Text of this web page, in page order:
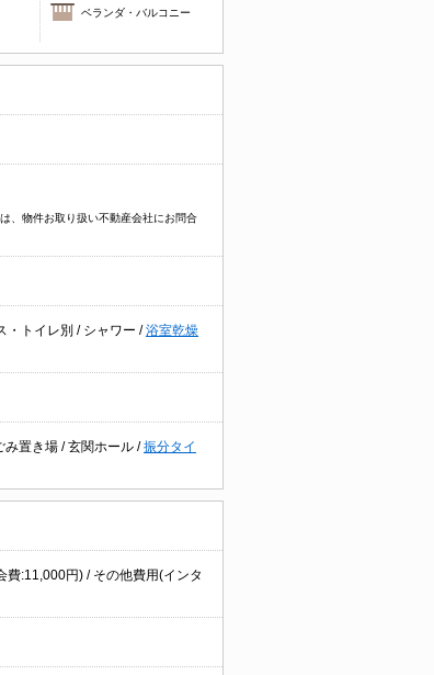
ベランダ・バルコニー
、物件お取り扱い不動産会社にお問合
・トイレ別 / シャワー /浴室乾燥
み置き場 /玄関ホール /振分タイ
:11,000円) / その他費用(インタ